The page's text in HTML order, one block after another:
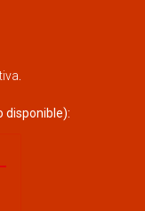
disponible):